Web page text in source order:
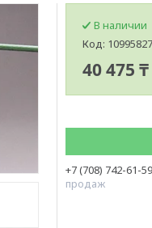
В наличии
Код:
40 475 ₸
+7 (708) 742-61-59
продаж